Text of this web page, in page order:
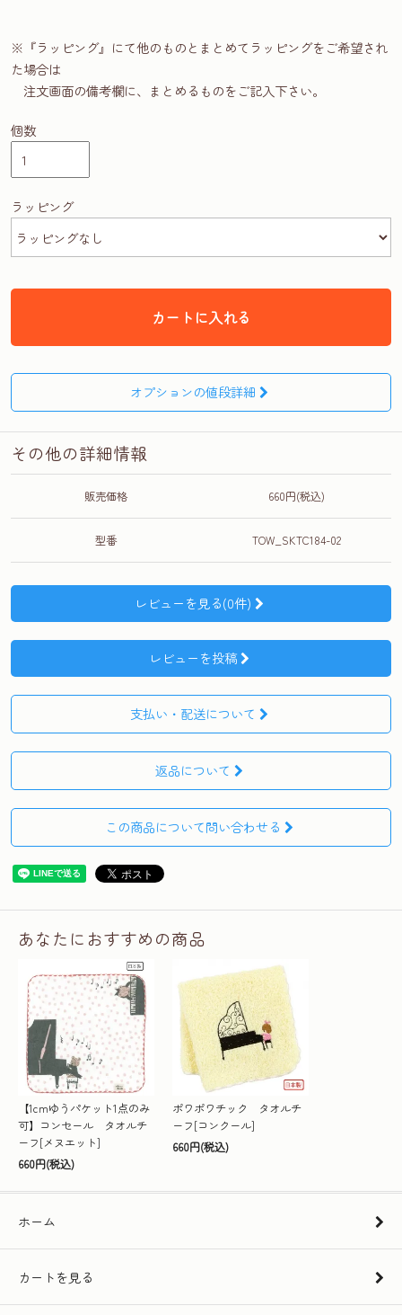
※『ラッピング』にて他のものとまとめてラッピングをご希望され
た場合は
注文画面の備考欄に、まとめるものをご記入下さい。
個数
ラッピング
カートに入れる
オプションの値段詳細
その他の詳細情報
販売価格 660円(税込)
型番 TOW_SKTC184-02
レビューを見る(0件)
レビューを投稿
支払い・配送について
返品について
この商品について問い合わせる
あなたにおすすめの商品
【1cmゆうパケット1点のみ
可】コンセール タオルチ
ーフ[メヌエット]
660円(税込)
ポワポワチック タオルチ
ーフ[コンクール]
660円(税込)
ホーム
カートを見る